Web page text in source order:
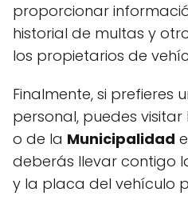
proporcionar
historial de multas y
los propietarios de
Finalmente, si prefieres
personal, puedes visitar
o de la Municipalidad
deberás llevar contigo
y la placa del vehículo